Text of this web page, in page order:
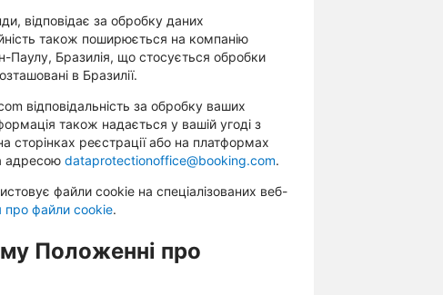
відповідає за обробку даних
також поширюється на компанію
Бразилія, що стосується обробки
в Бразилії.
відповідальність за обробку ваших
також надається у вашій угоді з
реєстрації або на платформах
адресою dataprotectionoffice@booking.com.
файли cookie на спеціалізованих веб-
про файли cookie.
Положенні про